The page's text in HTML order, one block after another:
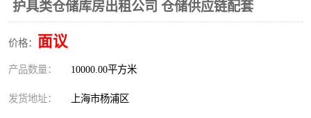
护具类仓储库房出租公司 仓储供应链配套
价格： 面议
产品数量： 10000.00平方米
发货地址： 上海市杨浦区